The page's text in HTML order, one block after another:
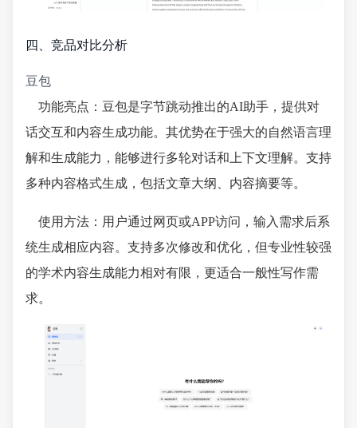
四、竞品对比分析
豆包
功能亮点：豆包是字节跳动推出的AI助手，提供对
话交互和内容生成功能。其优势在于强大的自然语言理
解和生成能力，能够进行多轮对话和上下文理解。支持
多种内容格式生成，包括文章大纲、内容摘要等。
使用方法：用户通过网页或APP访问，输入需求后系
统生成相应内容。支持多次修改和优化，但专业性较强
的学术内容生成能力相对有限，更适合一般性写作需
求。